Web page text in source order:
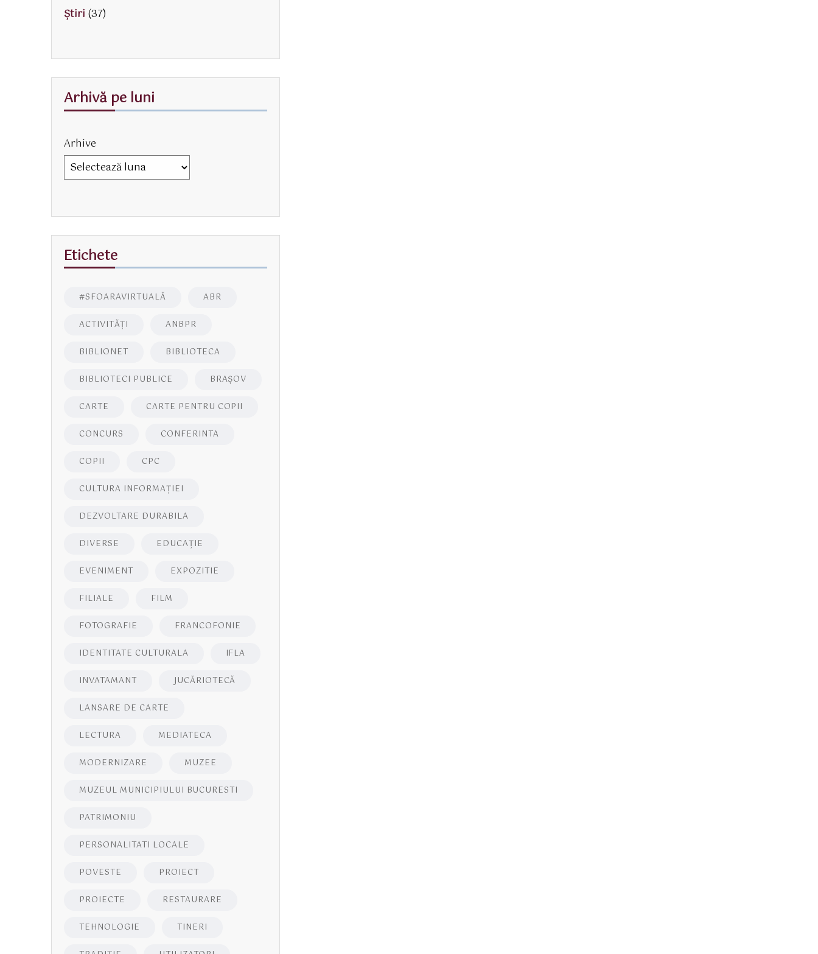
Știri (37)
Arhivă pe luni
Arhive
Etichete
#SFOARAVIRTUALĂ ABR
ACTIVITĂŢI ANBPR
BIBLIONET BIBLIOTECA
BIBLIOTECI PUBLICE BRAŞOV
CARTE CARTE PENTRU COPII
CONCURS CONFERINTA
COPII CPC
CULTURA INFORMAŢIEI
DEZVOLTARE DURABILA
DIVERSE EDUCAŢIE
EVENIMENT EXPOZITIE
FILIALE FILM
FOTOGRAFIE FRANCOFONIE
IDENTITATE CULTURALA IFLA
INVATAMANT JUCĂRIOTECĂ
LANSARE DE CARTE
LECTURA MEDIATECA
MODERNIZARE MUZEE
MUZEUL MUNICIPIULUI BUCURESTI
PATRIMONIU
PERSONALITATI LOCALE
POVESTE PROIECT
PROIECTE RESTAURARE
TEHNOLOGIE TINERI